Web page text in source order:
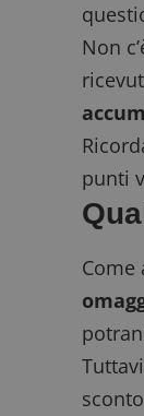
Non
punti